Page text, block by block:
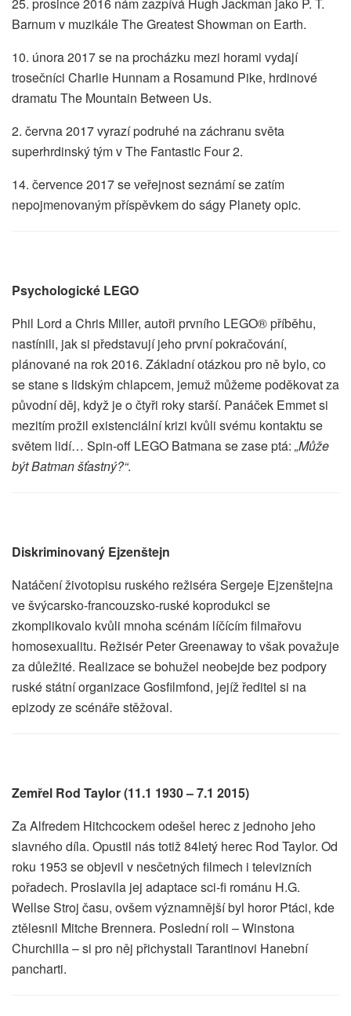
25. prosince 2016 nám zazpívá Hugh Jackman jako P. T.
Barnum v muzikále The Greatest Showman on Earth.
10. února 2017 se na procházku mezi horami vydají
trosečníci Charlie Hunnam a Rosamund Pike, hrdinové
dramatu The Mountain Between Us.
2. června 2017 vyrazí podruhé na záchranu světa
superhrdinský tým v The Fantastic Four 2.
14. července 2017 se veřejnost seznámí se zatím
nepojmenovaným příspěvkem do ságy Planety opic.
Psychologické LEGO
Phil Lord a Chris Miller, autoři prvního LEGO® příběhu,
nastínili, jak si představují jeho první pokračování,
plánované na rok 2016. Základní otázkou pro ně bylo, co
se stane s lidským chlapcem, jemuž můžeme poděkovat za
původní děj, když je o čtyři roky starší. Panáček Emmet si
mezitím prožil existenciální krizi kvůli svému kontaktu se
světem lidí… Spin-off LEGO Batmana se zase ptá: „Může
být Batman šťastný?“.
Diskriminovaný Ejzenštejn
Natáčení životopisu ruského režiséra Sergeje Ejzenštejna
ve švýcarsko-francouzsko-ruské koprodukci se
zkomplikovalo kvůli mnoha scénám líčícím filmařovu
homosexualitu. Režisér Peter Greenaway to však považuje
za důležité. Realizace se bohužel neobejde bez podpory
ruské státní organizace Gosfilmfond, jejíž ředitel si na
epizody ze scénáře stěžoval.
Zemřel Rod Taylor (11.1 1930 – 7.1 2015)
Za Alfredem Hitchcockem odešel herec z jednoho jeho
slavného díla. Opustil nás totiž 84letý herec Rod Taylor. Od
roku 1953 se objevil v nesčetných filmech i televizních
pořadech. Proslavila jej adaptace sci-fi románu H.G.
Wellse Stroj času, ovšem významnější byl horor Ptáci, kde
ztělesnil Mitche Brennera. Poslední roli – Winstona
Churchilla – si pro něj přichystali Tarantinovi Hanební
pancharti.